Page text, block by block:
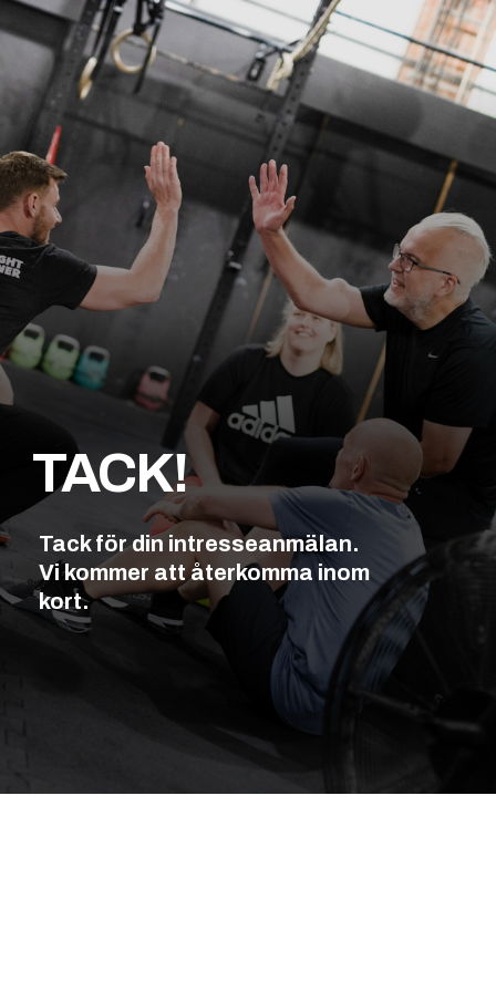
TACK!
Tack för din intresseanmälan.
Vi kommer att återkomma inom
kort.